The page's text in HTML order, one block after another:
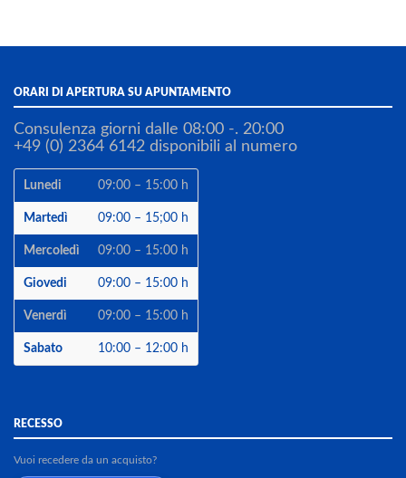
ORARI DI APERTURA SU APUNTAMENTO
Consulenza giorni dalle 08:00 -. 20:00
+49 (0) 2364 6142 disponibili al numero
Lunedi 09:00 – 15:00 h
Martedì 09:00 – 15;00 h
Mercoledì 09:00 – 15:00 h
Giovedi 09:00 – 15:00 h
Venerdì 09:00 – 15:00 h
Sabato 10:00 – 12:00 h
RECESSO
Vuoi recedere da un acquisto?